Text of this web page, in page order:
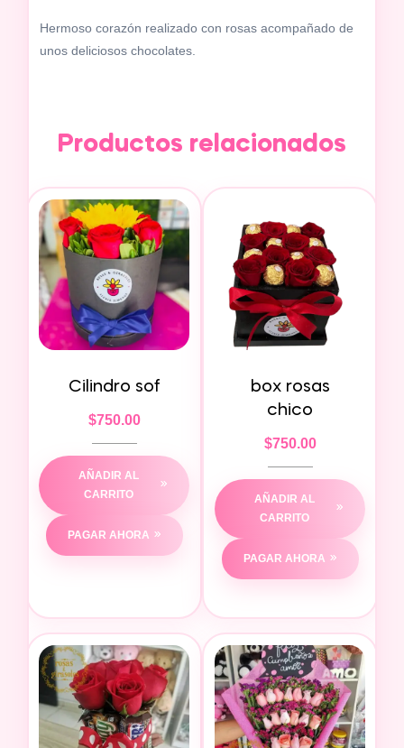
Hermoso corazón realizado con rosas acompañado de
unos deliciosos chocolates.
Productos relacionados
Cilindro sof
$750.00
AÑADIR AL
CARRITO
PAGAR AHORA
box rosas
chico
$750.00
AÑADIR AL
CARRITO
PAGAR AHORA